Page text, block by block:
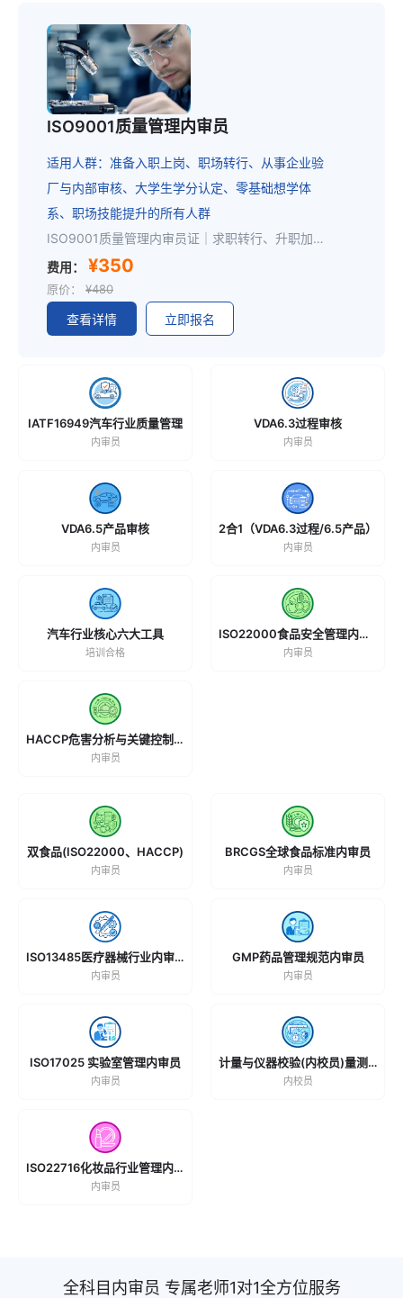
ISO9001质量管理内审员
适用人群：准备入职上岗、职场转行、从事企业验
厂与内部审核、大学生学分认定、零基础想学体
系、职场技能提升的所有人群
ISO9001质量管理内审员证｜求职转行、升职加薪通用加分证书职场低成本提升竞争力首选证书！ISO9001内审员是全行业通用刚需岗位，岗位稳定、适配范围广。不管是在职员工想升职稳岗、应届生求职，还是零基础跨行转行，持证均可快速补齐专业短板、丰富简历，大幅提升面试通过率与岗位晋升优势，是体系、质检、生产、行政、安环等岗位的核心加分项。证书企业广泛认可，适配个人求职应聘、岗位转正、技能提升、职场进阶。一、适合报考人群制造工厂在岗员工、体系专员、客户验厂对接专员生产、行政、安全、环保、质检各部门从业人员应届在校学生、打算转行换工作的职场人士零基础，想学习质量管理体系、提升专业技能的人员二、课程大纲ISO9001标准整体框架梳理体系专业术语解析ISO9001全部条款要求逐条精讲内审员必备审核方法、沟通技巧真实企业内审案例研讨、模拟练习现场内审全流程实战教学三、培训取证流程注册报名→联系老师开通权益→线上学习→线上考试→快递内审员证四、内审员证书内审资格证书由 CCAA 课程合规备案授权机构颁发，证书机构网上查询，真实有效，企业认可，全国通用
费用：
¥350
原价： ¥480
查看详情 立即报名
IATF16949汽车行业质量管理
内审员
VDA6.3过程审核
内审员
VDA6.5产品审核
内审员
2合1（VDA6.3过程/6.5产品）
内审员
汽车行业核心六大工具
培训合格
ISO22000食品安全管理内审员
内审员
HACCP危害分析与关键控制点
内审员
双食品(ISO22000、HACCP)
内审员
BRCGS全球食品标准内审员
内审员
ISO13485医疗器械行业内审员
内审员
GMP药品管理规范内审员
内审员
ISO17025 实验室管理内审员
内审员
计量与仪器校验(内校员)量测校验员
内校员
ISO22716化妆品行业管理内审员
内审员
全科目内审员 专属老师1对1全方位服务